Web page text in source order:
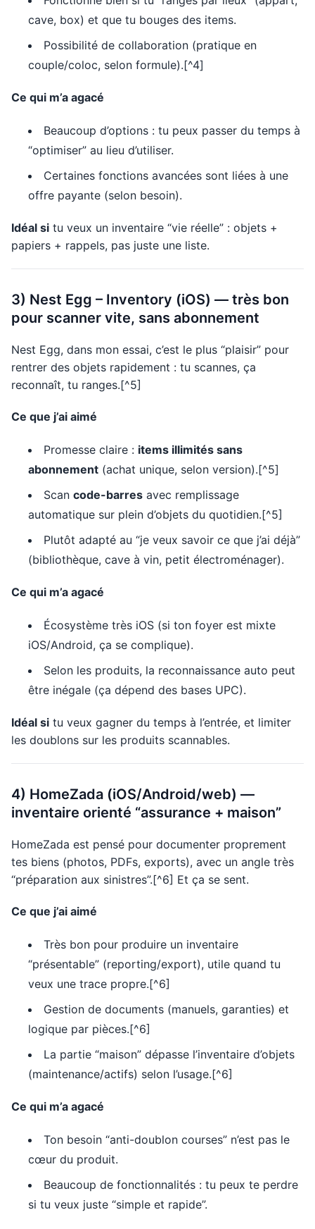
cave, box) et que tu bouges des items.
Possibilité de collaboration (pratique en
couple/coloc, selon formule).[^4]
Ce qui m’a agacé
Beaucoup d’options : tu peux passer du temps à
“optimiser” au lieu d’utiliser.
Certaines fonctions avancées sont liées à une
offre payante (selon besoin).
Idéal si tu veux un inventaire “vie réelle” : objets +
papiers + rappels, pas juste une liste.
3) Nest Egg – Inventory (iOS) — très bon
pour scanner vite, sans abonnement
Nest Egg, dans mon essai, c’est le plus “plaisir” pour
rentrer des objets rapidement : tu scannes, ça
reconnaît, tu ranges.[^5]
Ce que j’ai aimé
Promesse claire : items illimités sans
abonnement (achat unique, selon version).[^5]
Scan code-barres avec remplissage
automatique sur plein d’objets du quotidien.[^5]
Plutôt adapté au “je veux savoir ce que j’ai déjà”
(bibliothèque, cave à vin, petit électroménager).
Ce qui m’a agacé
Écosystème très iOS (si ton foyer est mixte
iOS/Android, ça se complique).
Selon les produits, la reconnaissance auto peut
être inégale (ça dépend des bases UPC).
Idéal si tu veux gagner du temps à l’entrée, et limiter
les doublons sur les produits scannables.
4) HomeZada (iOS/Android/web) —
inventaire orienté “assurance + maison”
HomeZada est pensé pour documenter proprement
tes biens (photos, PDFs, exports), avec un angle très
“préparation aux sinistres”.[^6] Et ça se sent.
Ce que j’ai aimé
Très bon pour produire un inventaire
“présentable” (reporting/export), utile quand tu
veux une trace propre.[^6]
Gestion de documents (manuels, garanties) et
logique par pièces.[^6]
La partie “maison” dépasse l’inventaire d’objets
(maintenance/actifs) selon l’usage.[^6]
Ce qui m’a agacé
Ton besoin “anti-doublon courses” n’est pas le
cœur du produit.
Beaucoup de fonctionnalités : tu peux te perdre
si tu veux juste “simple et rapide”.